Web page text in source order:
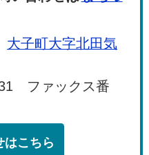
大子町大字北田気
ファックス番
はこちら